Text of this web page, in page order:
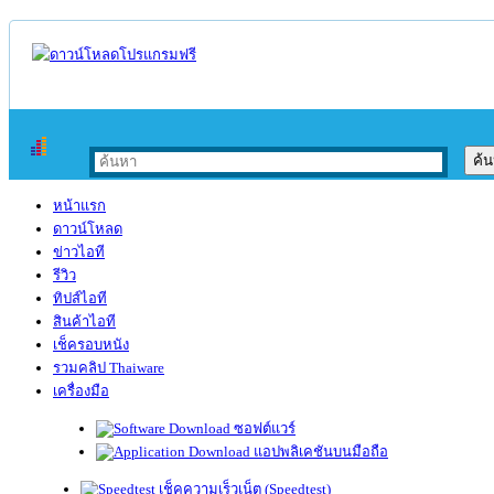
หน้าแรก
ดาวน์โหลด
ข่าวไอที
รีวิว
ทิปส์ไอที
สินค้าไอที
เช็ครอบหนัง
รวมคลิป Thaiware
เครื่องมือ
ซอฟต์แวร์
แอปพลิเคชันบนมือถือ
เช็คความเร็วเน็ต (Speedtest)